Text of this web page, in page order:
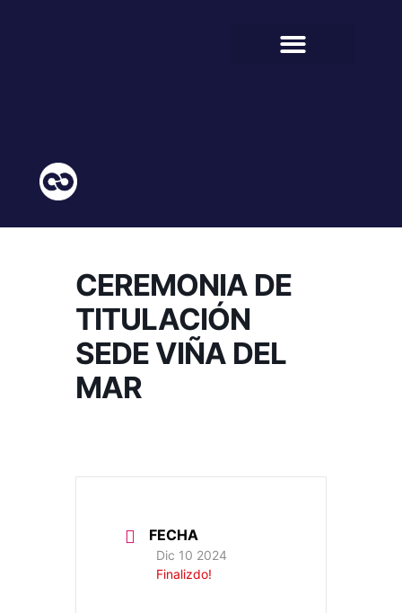
CEREMONIA DE
TITULACIÓN
SEDE VIÑA DEL
MAR
FECHA
Dic 10 2024
Finalizdo!